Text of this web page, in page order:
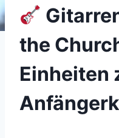
the
Einheiten